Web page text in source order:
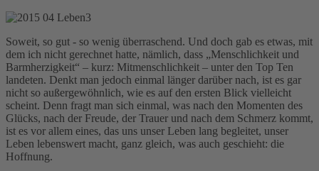
Soweit, so gut - so wenig überraschend. Und doch gab es etwas, mit
dem ich nicht gerechnet hatte, nämlich, dass „Menschlichkeit und
Barmherzigkeit“ – kurz: Mitmenschlichkeit – unter den Top Ten
landeten. Denkt man jedoch einmal länger darüber nach, ist es gar
nicht so außergewöhnlich, wie es auf den ersten Blick vielleicht
scheint. Denn fragt man sich einmal, was nach den Momenten des
Glücks, nach der Freude, der Trauer und nach dem Schmerz kommt,
ist es vor allem eines, das uns unser Leben lang begleitet, unser
Leben lebenswert macht, ganz gleich, was auch geschieht: die
Hoffnung.